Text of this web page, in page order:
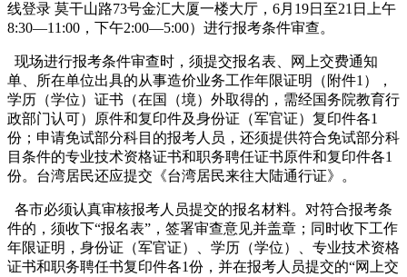
线登录 莫干山路73号金汇大厦一楼大厅，6月19日至21日上午
8:30—11:00，下午2:00—5:00）进行报考条件审查。
现场进行报考条件审查时，须提交报名表、网上交费通知
单、所在单位出具的从事造价业务工作年限证明（附件1），
学历（学位）证书（在国（境）外取得的，需经国务院教育行
政部门认可）原件和复印件及身份证（军官证）复印件各1
份；申请免试部分科目的报考人员，还须提供符合免试部分科
目条件的专业技术资格证书和职务聘任证书原件和复印件各1
份。台湾居民还应提交《台湾居民来往大陆通行证》。
各市必须认真审核报考人员提交的报名材料。对符合报考条
件的，须收下“报名表”，签署审查意见并盖章；同时收下工作
年限证明，身份证（军官证）、学历（学位）、专业技术资格
证书和职务聘任书复印件各1份，并在报考人员提交的“网上交